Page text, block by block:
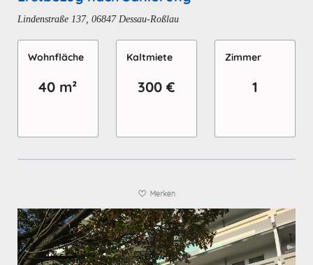
Lindenstraße 137, 06847 Dessau-Roßlau
Wohn­fläche
40 m²
Kaltmiete
300 €
Zimmer
1